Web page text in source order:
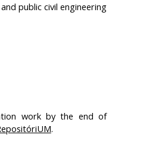
public civil engineering
work by the end of
.